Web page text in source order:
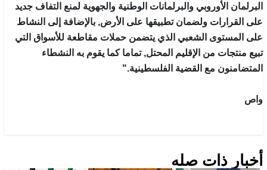
البرلمان الأوروبي والبرلمانات الوطنية والجهوية لمنع التفاف جديد
على القرارات ولضمان تطبيقها على الأرض, بالإضافة إلى النشاط
على المستوى الشعبي الذي يتضمن حملات مقاطعة للأسواق التي
تبيع منتجات من الإقليم المحتل, تماما كما يقوم به النشطاء
المتضامنون مع القضية الفلسطينية."
واص
أخبار ذات صله